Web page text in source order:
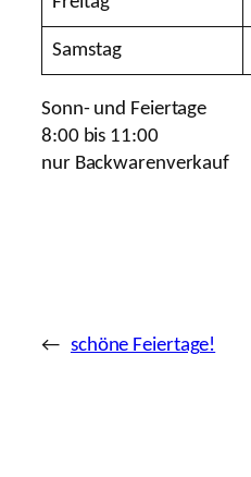
Samstag
Sonn- und Feiertage
8:00 bis 11:00
nur Backwarenverkauf
← schöne Feiertage!